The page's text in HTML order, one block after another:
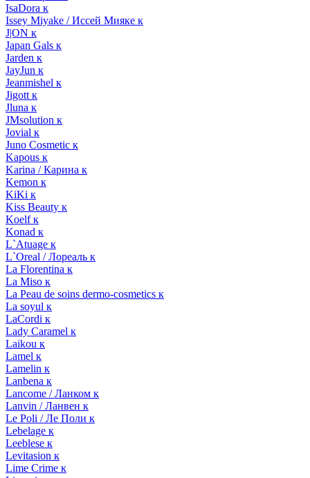
IsaDora к
Issey Miyake / Иссей Мияке к
J|ON к
Japan Gals к
Jarden к
JayJun к
Jeanmishel к
Jigott к
Jluna к
JMsolution к
Jovial к
Juno Cosmetic к
Kapous к
Karina / Карина к
Kemon к
KiKi к
Kiss Beauty к
Koelf к
Konad к
L`Atuage к
L`Oreal / Лореаль к
La Florentina к
La Miso к
La Peau de soins dermo-cosmetics к
La soyul к
LaCordi к
Lady Caramel к
Laikou к
Lamel к
Lamelin к
Lanbena к
Lancome / Ланком к
Lanvin / Ланвен к
Le Poli / Ле Поли к
Lebelage к
Leeblese к
Levitasion к
Lime Crime к